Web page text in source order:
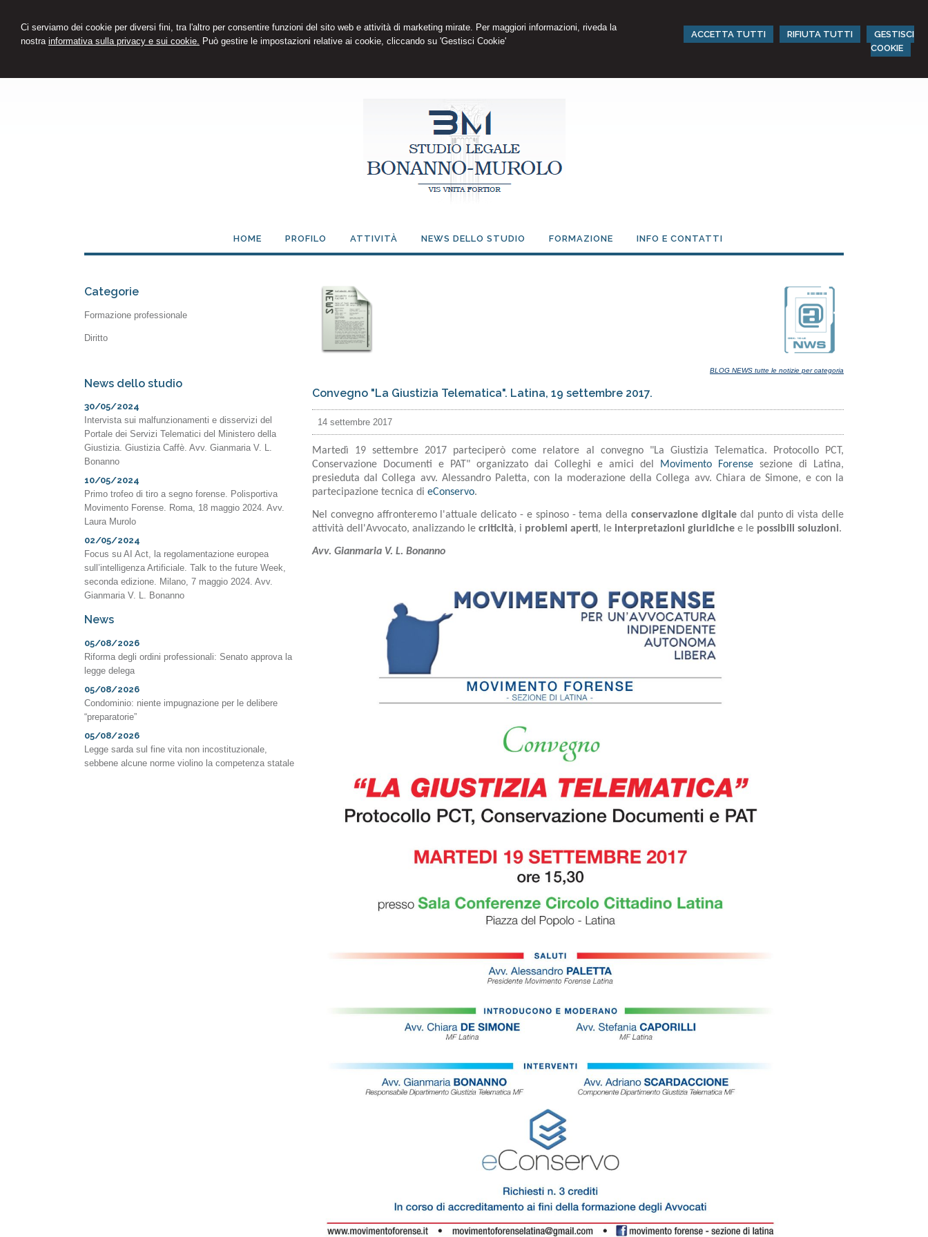
Ci serviamo dei cookie per diversi fini, tra l'altro per consentire funzioni del sito web e attività di marketing mirate. Per maggiori informazioni, riveda la
nostra informativa sulla privacy e sui cookie. Può gestire le impostazioni relative ai cookie, cliccando su 'Gestisci Cookie'
ACCETTA TUTTI RIFIUTA TUTTI
GESTISCI
COOKIE
HOME PROFILO ATTIVITÀ NEWS DELLO STUDIO FORMAZIONE INFO E CONTATTI
BLOG NEWS tutte le notizie per categoria
Convegno "La Giustizia Telematica". Latina, 19 settembre 2017.
14 settembre 2017
Martedì 19 settembre 2017 parteciperò come relatore al convegno "La Giustizia Telematica. Protocollo PCT,
Conservazione Documenti e PAT" organizzato dai Colleghi e amici del Movimento Forense sezione di Latina,
presieduta dal Collega avv. Alessandro Paletta, con la moderazione della Collega avv. Chiara de Simone, e con la
partecipazione tecnica di eConservo.
Nel convegno affronteremo l'attuale delicato - e spinoso - tema dellaconservazione digitaledal punto di vista delle
attività dell'Avvocato, analizzando le criticità, i problemi aperti, le interpretazioni giuridiche e le possibili soluzioni.
Avv. Gianmaria V. L. Bonanno
Categorie
Formazione professionale
Diritto
News dello studio
30/05/2024
Intervista sui malfunzionamenti e disservizi del
Portale dei Servizi Telematici del Ministero della
Giustizia. Giustizia Caffè. Avv. Gianmaria V. L.
Bonanno
10/05/2024
Primo trofeo di tiro a segno forense. Polisportiva
Movimento Forense. Roma, 18 maggio 2024. Avv.
Laura Murolo
02/05/2024
Focus su AI Act, la regolamentazione europea
sull’intelligenza Artificiale. Talk to the future Week,
seconda edizione. Milano, 7 maggio 2024. Avv.
Gianmaria V. L. Bonanno
News
05/08/2026
Riforma degli ordini professionali: Senato approva la
legge delega
05/08/2026
Condominio: niente impugnazione per le delibere
“preparatorie”
05/08/2026
Legge sarda sul fine vita non incostituzionale,
sebbene alcune norme violino la competenza statale